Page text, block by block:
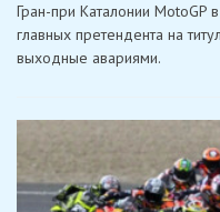
для
гонок
в
Гран-при Каталонии MotoGP
главных претендента на
выходные авариями.